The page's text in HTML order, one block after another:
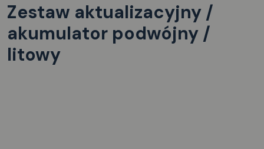
Zestaw aktualizacyjny /
akumulator podwójny /
litowy